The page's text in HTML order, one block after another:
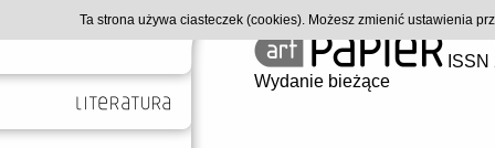
Wydanie bieżące
Ta strona używa ciasteczek (cookies). Możesz zmienić ustawienia